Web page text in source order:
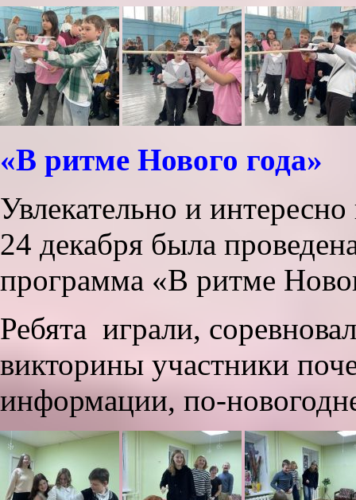
«В ритме Нового года»
Увлекательно и
24 декабря была
программа «В ритме
Ребята играли,
викторины участники
информации, по-